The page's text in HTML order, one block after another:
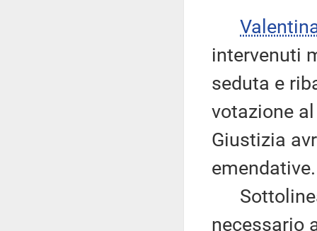
intervenuti
seduta e
votazione
Giustizia
emendative.
necessario